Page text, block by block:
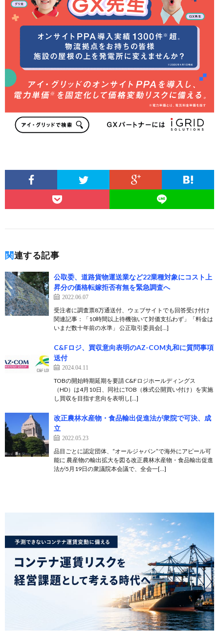
関連する記事
公取委、道路貨物運送業など22業種対象にコスト上
昇分の価格転嫁拒否有無を緊急調査へ
2022.06.07
受注者に調査票8万通送付、ウェブサイトでも回答受け付け
関連記事：「10時間以上待機強いて対価支払わず」「料金は
いまだ数十年前の水準」 公正取引委員会[…]
C&Fロジ、買収意向表明のAZ-COM丸和に質問事項
送付
2024.04.11
TOBの開始時期延期を要請 C&Fロジホールディングス
（HD）は4月10日、同社にTOB（株式公開買い付け）を実施
し買収を目指す意向を表明し[…]
改正農林水産物・食品輸出促進法が衆院で可決、成
立
2022.05.23
品目ごとに認定団体、“オールジャパン”で海外にアピール可
能に 農産物の輸出拡大を図る改正農林水産物・食品輸出促進
法が5月19日の衆議院本会議で、全会一[…]